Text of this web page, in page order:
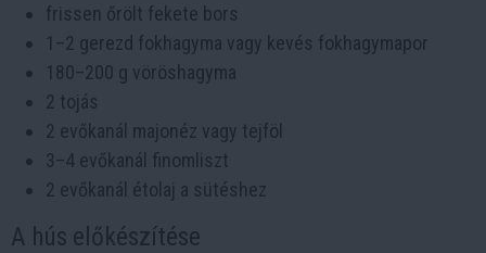
frissen őrölt fekete bors
1–2 gerezd fokhagyma vagy kevés fokhagymapor
180–200 g vöröshagyma
2 tojás
2 evőkanál majonéz vagy tejföl
3–4 evőkanál finomliszt
2 evőkanál étolaj a sütéshez
A hús előkészítése